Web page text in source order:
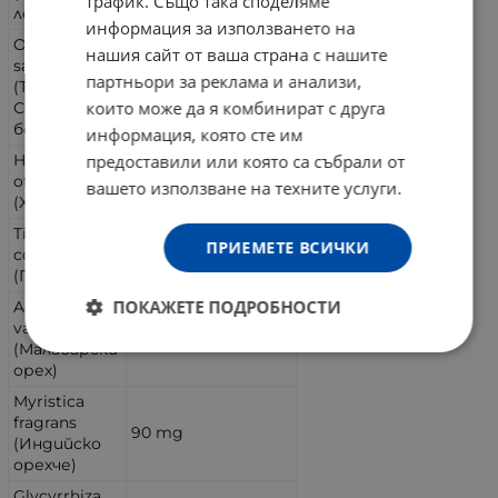
лоза)
Ocimum
sanctum
(Тулси/
Свещен
босилек)
150 mg
Hyssopus
officinalis
(Хисоп)
150 mg
Tinospora
cordifolia
(Гудучи)
120 mg
Adhatoda
vasica
(Малабарски
орех)
Myristica
fragrans
(Индийско
орехче)
90 mg
информация за използването на
нашия сайт от ваша страна с нашите
партньори за реклама и анализи,
които може да я комбинират с друга
информация, която сте им
предоставили или която са събрали от
вашето използване на техните услуги.
ПРИЕМЕТЕ ВСИЧКИ
ПОКАЖЕТЕ ПОДРОБНОСТИ